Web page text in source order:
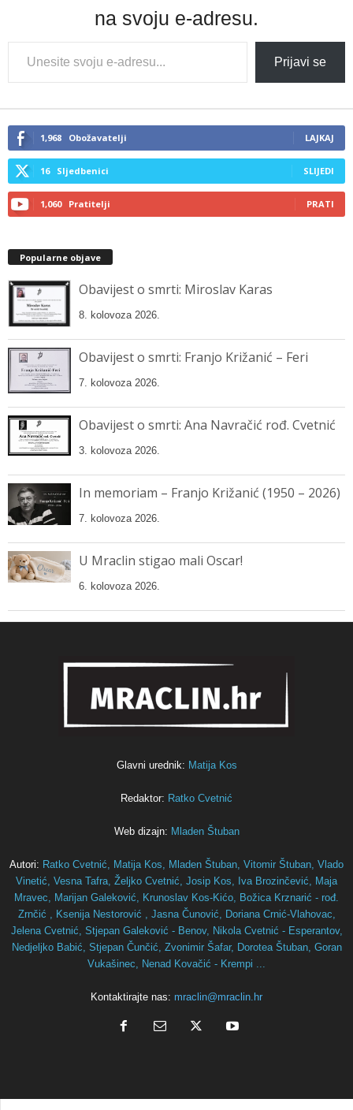
na svoju e-adresu.
Type
your
email…
Prijavi se
1,968 Obožavatelji LAJKAJ
16 Sljedbenici SLIJEDI
1,060 Pratitelji PRATI
Popularne objave
Obavijest o smrti: Miroslav Karas
8. kolovoza 2026.
Obavijest o smrti: Franjo Križanić – Feri
7. kolovoza 2026.
Obavijest o smrti: Ana Navračić rođ. Cvetnić
3. kolovoza 2026.
In memoriam – Franjo Križanić (1950 – 2026)
7. kolovoza 2026.
U Mraclin stigao mali Oscar!
6. kolovoza 2026.
Glavni urednik: Matija Kos
Redaktor: Ratko Cvetnić
Web dizajn: Mladen Štuban
Autori: Ratko Cvetnić, Matija Kos, Mladen Štuban, Vitomir Štuban, Vlado
Vinetić, Vesna Tafra, Željko Cvetnić, Josip Kos, Iva Brozinčević,
Maja
Mravec, Marijan Galeković, Krunoslav Kos-Kićo, Božica Krznarić - rođ.
Zrnčić , Ksenija Nestorović , Jasna Čunović, Doriana Crnić-Vlahovac,
Jelena Cvetnić, Stjepan Galeković - Benov, Nikola Cvetnić - Esperantov,
Nedjeljko Babić, Stjepan Čunčić, Zvonimir Šafar, Dorotea Štuban, Goran
Vukašinec, Nenad Kovačić - Krempi ...
Kontaktirajte nas: mraclin@mraclin.hr